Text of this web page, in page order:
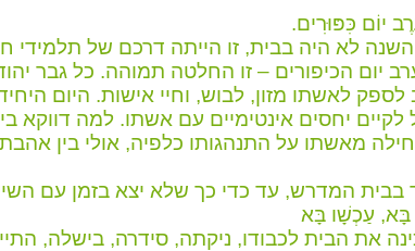
יוֹם כִּפּוּרִים.
לא היה בבית, זו הייתה דרכם של
יום הכיפורים – זו החלטה תמוהה. כל גבר
לספק לאשתו מזון, לבוש, וחיי אישות. היום
לקיים יחסים אינטימיים עם אשתו. למה דווקא
מאשתו על התנהגותו כלפיה, אולי בין
המדרש, עד כדי כך שלא יצא בזמן עם
עַכְשָׁו בָּא
את הבית לכבודו, ניקתה, סידרה, בישלה,